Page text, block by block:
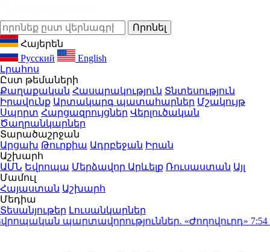
Հայերեն
Русский
English
Լրահոս
Ըստ թեմաների
Քաղաքական Հասարակություն Տնտեսություն
Իրավունք Արտակարգ պատահարներ Մշակույթ
Սպորտ Հարցազրույցներ Վերլուծական
Ծաղրանկարներ
Տարածաշրջան
Արցախ Թուրքիա Ադրբեջան Իրան
Աշխարհ
ԱՄՆ Եվրոպա Մերձավոր Արևելք Ռուսաստան Այլ
Մամուլ
Հայաստան Աշխարհ
Մեդիա
Տեսանյութեր Լուսանկարներ
պարտավորություններ. «Ժողովուրդ»7:54